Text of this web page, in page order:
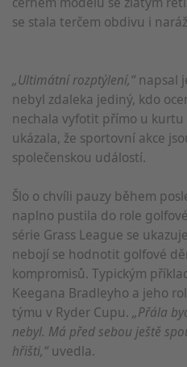
se stala terčem obdivu i
„Ultimátní rozptýlení,“napsal
nebyl zdaleka jediný, kdo
nechala vyfotit přímo u kurtu
ukázala, že sportovní akce
společenskou událostí.
Šlo o chvíli pauzy během
naplno pustila do role
série Grass League se
nebojí se hodnotit golfové
kompromisů. Typickým
Keegana Bradleyho a jeho
týmu v Ryder Cupu. „Přála
nebyl. Má před sebou ještě
hřišti,“uvedla.